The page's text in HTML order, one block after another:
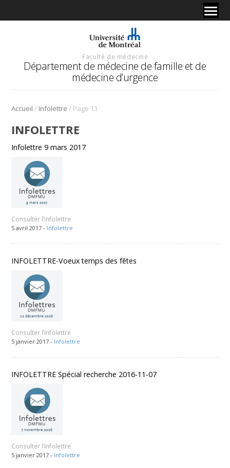
Faculté de médecine
Département de médecine de famille et de
médecine d’urgence
Accueil / Infolettre / Page 13
INFOLETTRE
Infolettre 9 mars 2017
Consulter l’infolettre
5 avril 2017 - Infolettre
INFOLETTRE-Voeux temps des fêtes
Consulter l’Infolettre
5 janvier 2017 - Infolettre
INFOLETTRE Spécial recherche 2016-11-07
Consulter l’Infolettre
5 janvier 2017 - Infolettre